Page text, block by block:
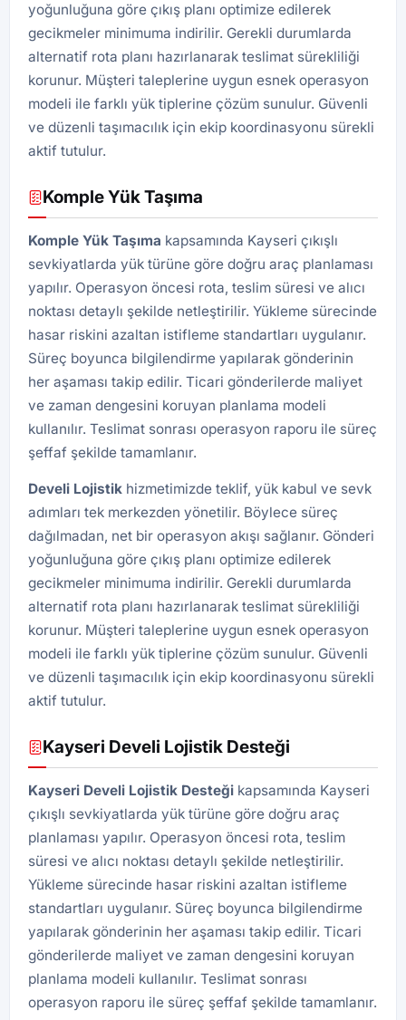
yoğunluğuna göre çıkış planı optimize edilerek
gecikmeler minimuma indirilir. Gerekli durumlarda
alternatif rota planı hazırlanarak teslimat sürekliliği
korunur. Müşteri taleplerine uygun esnek operasyon
modeli ile farklı yük tiplerine çözüm sunulur. Güvenli
ve düzenli taşımacılık için ekip koordinasyonu sürekli
aktif tutulur.
Komple Yük Taşıma
Komple Yük Taşıma kapsamında Kayseri çıkışlı
sevkiyatlarda yük türüne göre doğru araç planlaması
yapılır. Operasyon öncesi rota, teslim süresi ve alıcı
noktası detaylı şekilde netleştirilir. Yükleme sürecinde
hasar riskini azaltan istifleme standartları uygulanır.
Süreç boyunca bilgilendirme yapılarak gönderinin
her aşaması takip edilir. Ticari gönderilerde maliyet
ve zaman dengesini koruyan planlama modeli
kullanılır. Teslimat sonrası operasyon raporu ile süreç
şeffaf şekilde tamamlanır.
Develi Lojistik hizmetimizde teklif, yük kabul ve sevk
adımları tek merkezden yönetilir. Böylece süreç
dağılmadan, net bir operasyon akışı sağlanır. Gönderi
yoğunluğuna göre çıkış planı optimize edilerek
gecikmeler minimuma indirilir. Gerekli durumlarda
alternatif rota planı hazırlanarak teslimat sürekliliği
korunur. Müşteri taleplerine uygun esnek operasyon
modeli ile farklı yük tiplerine çözüm sunulur. Güvenli
ve düzenli taşımacılık için ekip koordinasyonu sürekli
aktif tutulur.
Kayseri Develi Lojistik Desteği
Kayseri Develi Lojistik Desteği kapsamında Kayseri
çıkışlı sevkiyatlarda yük türüne göre doğru araç
planlaması yapılır. Operasyon öncesi rota, teslim
süresi ve alıcı noktası detaylı şekilde netleştirilir.
Yükleme sürecinde hasar riskini azaltan istifleme
standartları uygulanır. Süreç boyunca bilgilendirme
yapılarak gönderinin her aşaması takip edilir. Ticari
gönderilerde maliyet ve zaman dengesini koruyan
planlama modeli kullanılır. Teslimat sonrası
operasyon raporu ile süreç şeffaf şekilde tamamlanır.